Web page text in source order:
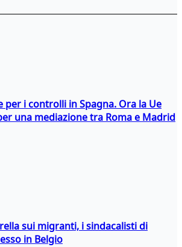
per i controlli in Spagna. Ora la Ue
una mediazione tra Roma e Madrid
sui migranti, i sindacalisti di
in Belgio